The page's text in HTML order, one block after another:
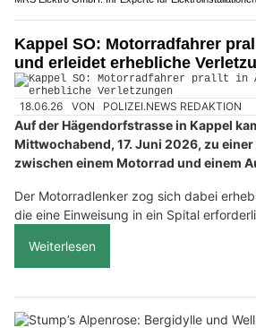
Kappel SO: Motorradfahrer
und erleidet erhebliche
18.06.26 VON POLIZEI.NEWS REDAKTION
Auf der Hägendorfstrasse in Kappel
Mittwochabend, 17. Juni 2026, zu
zwischen einem Motorrad und einem
Der Motorradlenker zog sich dabei
die eine Einweisung in ein Spital
Weiterlesen